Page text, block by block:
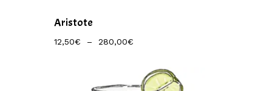
Aristote
12,50€ – 280,00€
12,50€
À